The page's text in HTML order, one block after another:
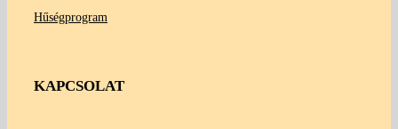
Hűségprogram
KAPCSOLAT